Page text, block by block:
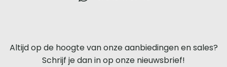
voor
Altijd op de hoogte van onze aanbiedingen en sales?
Schrijf je dan in op onze nieuwsbrief!